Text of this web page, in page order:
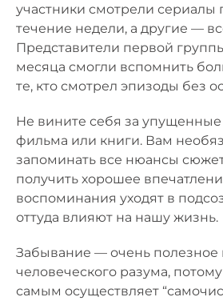
участники смотрели сериалы
течение недели, а другие —
Представители первой
месяца смогли вспомнить
те, кто смотрел эпизоды без
Не вините себя за упущенные
фильма или книги. Вам
запоминать все нюансы
получить хорошее
воспоминания уходят в
оттуда влияют на нашу жизнь.
Забывание — очень полезное
человеческого разума,
самым осуществляет